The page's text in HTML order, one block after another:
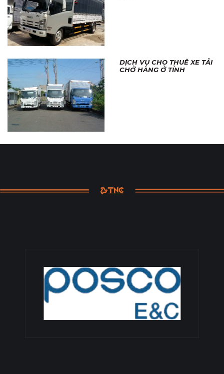
DỊCH VỤ CHO THUÊ XE TẢI
CHỞ HÀNG Ở TỈNH